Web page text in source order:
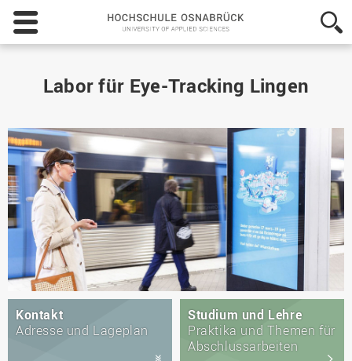
Hochschule
Osnabrück
-
Applied
Labor für Eye-Tracking Lingen
Kontakt
Adresse und Lageplan
Studium und Lehre
Praktika und Themen für
Abschlussarbeiten